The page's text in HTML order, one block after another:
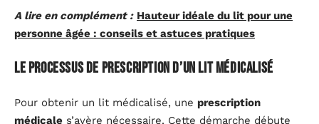
A lire en complément : Hauteur idéale du lit pour une
personne âgée : conseils et astuces pratiques
Le processus de prescription d’un lit médicalisé
Pour obtenir un lit médicalisé, une prescription
médicale s’avère nécessaire. Cette démarche débute